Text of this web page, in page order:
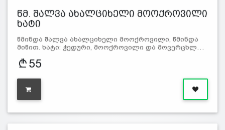
წმ. შალვა ახალციხელი მოოქროვილი
ხატი
წმინდა შალვა ახალციხელი მოოქროვილი, წმინდა
მიწით. ხატი: ჭედური, მოოქროვილი და მოვერცხლ…
55